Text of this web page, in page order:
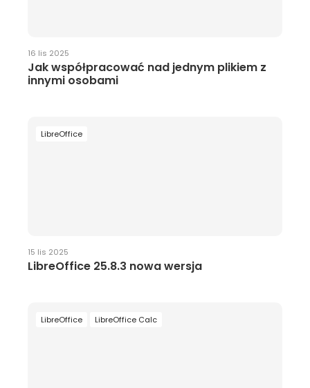
16 lis 2025
Jak współpracować nad jednym plikiem z
innymi osobami
LibreOffice
15 lis 2025
LibreOffice 25.8.3 nowa wersja
LibreOffice LibreOffice Calc